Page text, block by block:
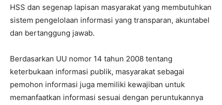
HSS dan segenap lapisan masyarakat yang membutuhkan
sistem pengelolaan informasi yang transparan, akuntabel
dan bertanggung jawab.
Berdasarkan UU nomor 14 tahun 2008 tentang
keterbukaan informasi publik, masyarakat sebagai
pemohon informasi juga memiliki kewajiban untuk
memanfaatkan informasi sesuai dengan peruntukannya